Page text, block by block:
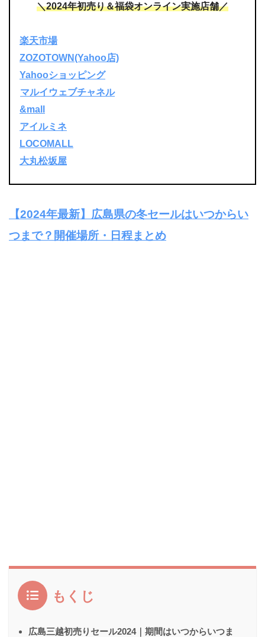
＼2024年初売り＆福袋オンライン実施店舗／
楽天市場
ZOZOTOWN(Yahoo店)
Yahooショッピング
マルイウェブチャネル
&mall
アイルミネ
LOCOMALL
大丸松坂屋
【2024年最新】広島県の冬セールはいつからい
つまで？開催場所・日程まとめ
もくじ
広島三越初売りセール2024｜期間はいつからいつま